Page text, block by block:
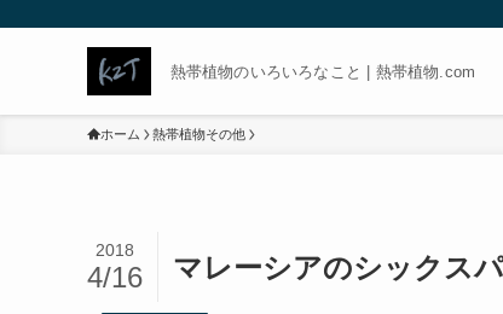
熱帯植物のいろいろなこと | 熱帯植物.com
ホーム 熱帯植物その他
マレーシアのシックス
2018
4/16